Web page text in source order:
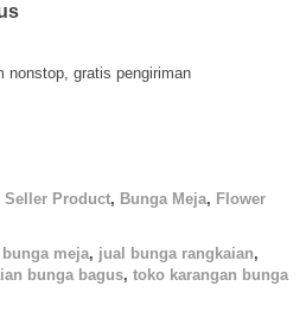
nonstop, gratis pengiriman
Seller Product, Bunga Meja, Flower
bunga meja, jual bunga rangkaian,
bunga bagus, toko karangan bunga